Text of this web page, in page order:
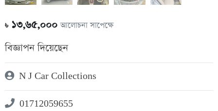
৳১৩,৬৫,০০০আলোচনা সাপেক্ষে
বিজ্ঞাপন দিয়েছেন
N J Car Collections
01712059655